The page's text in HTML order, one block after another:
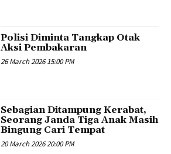
Polisi Diminta Tangkap Otak
Aksi Pembakaran
26 March 2026 15:00 PM
Sebagian Ditampung Kerabat,
Seorang Janda Tiga Anak Masih
Bingung Cari Tempat
20 March 2026 20:00 PM